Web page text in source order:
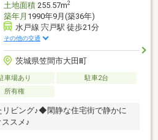
土地面積255.57m2
築年月 1990年9月(築36年)
水戸線 宍戸駅 徒歩21分
その他の交通
茨城県笠間市大田町
車場あり
駐車2台
所有権
ビング♪◆閑静な住宅街で静かに
スメ♪